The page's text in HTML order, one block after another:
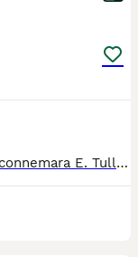
Valack Född 2021 139 cm Fullstammad connemara E. Tullyboy Storm U. Tullyboy Molly Mai (I love you Melody) Caramell söker nu sitt nya hem. Han är en otroligt söt ponny med mycket stort hjärta oc